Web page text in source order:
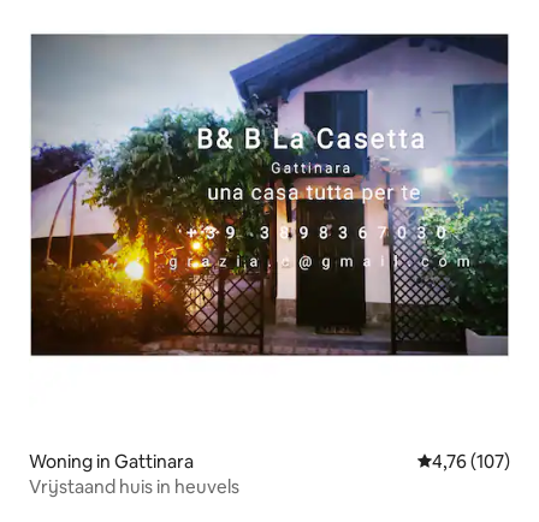
Woning in Gattinara Gemiddelde
4,76 (107)
Vrijstaand huis in heuvels